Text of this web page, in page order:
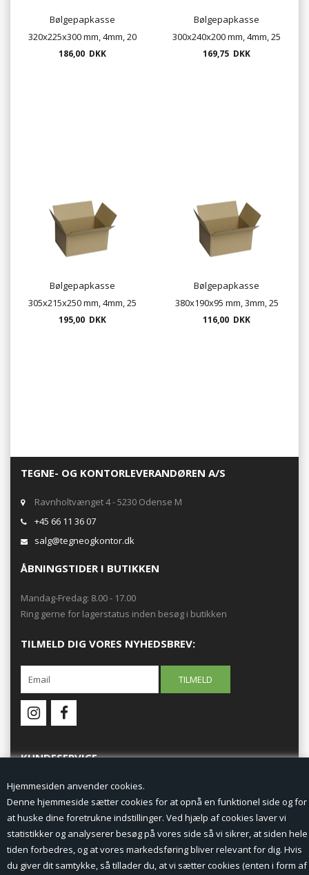
Hjemmesiden anvender cookies.
Denne hjemmeside sætter cookies for at opnå en funktionel side og for
at huske dine foretrukne indstillinger. Ved hjælp af cookies laver vi
statistikker og analyserer besøg på vores side så vi sikrer, at siden hele
tiden forbedres, og at vores markedsføring bliver relevant for dig. Hvis
du giver dit samtykke, så tillader du, at vi sætter cookies (enten i form af
Bølgepapkasse
320x225x300 mm, 4mm, 20
stk. pr. bundt
186,00 DKK
Bølgepapkasse
300x240x200 mm, 4mm, 25
pr. bundt
169,75 DKK
Bølgepapkasse
305x215x250 mm, 4mm, 25
stk. pr. bundt
195,00 DKK
Bølgepapkasse
380x190x95 mm, 3mm, 25
stk. pr. bundt
116,00 DKK
TEGNE- OG KONTORLEVERANDØREN A/S
Ravnholtvænget 4 - 5230 Odense M
+45 66 11 36 07
salg@tegneogkontor.dk
ÅBNINGSTIDER I BUTIKKEN
Mandag-Fredag: 8.00 - 17.00
Ring gerne for lagerstatus inden besøg i butikken
TILMELD DIG VORES NYHEDSBREV:
KUNDESERVICE
Forside
Min Konto
Nyheder